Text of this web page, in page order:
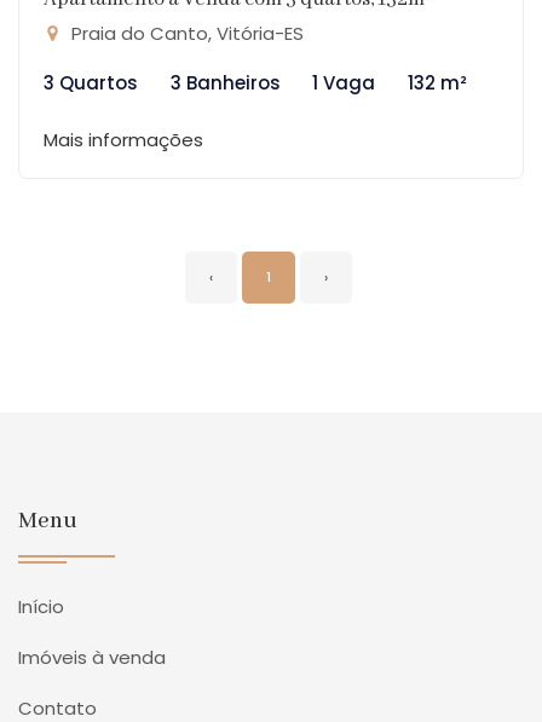
Praia do Canto, Vitória-ES
3 Quartos
3 Banheiros 1 Vaga 132 m²
Mais informações
‹ 1 ›
Menu
Início
Imóveis à venda
Contato